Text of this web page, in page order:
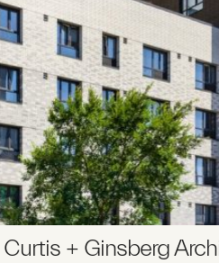
+ Ginsberg